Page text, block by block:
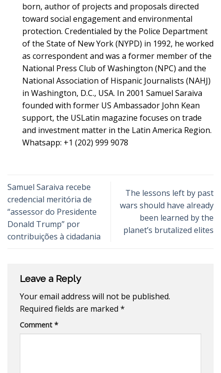
born, author of projects and proposals directed
toward social engagement and environmental
protection. Credentialed by the Police Department
of the State of New York (NYPD) in 1992, he worked
as correspondent and was a former member of the
National Press Club of Washington (NPC) and the
National Association of Hispanic Journalists (NAHJ)
in Washington, D.C., USA. In 2001 Samuel Saraiva
founded with former US Ambassador John Kean
support, the USLatin magazine focuses on trade
and investment matter in the Latin America Region.
Whatsapp: +1 (202) 999 9078
Samuel Saraiva recebe
credencial meritória de
“assessor do Presidente
Donald Trump” por
contribuições à cidadania
The lessons left by past
wars should have already
been learned by the
planet’s brutalized elites
Leave a Reply
Your email address will not be published.
Required fields are marked *
Comment *